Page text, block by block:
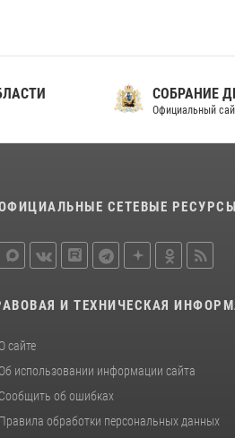
СОБРАНИЕ
Официальный сайт
СЕТЕВЫЕ РЕСУРСЫ
И ТЕХНИЧЕСКАЯ
О сайте
Об использовании информации сайта
Сообщить об ошибках
Правила обработки персональных данных